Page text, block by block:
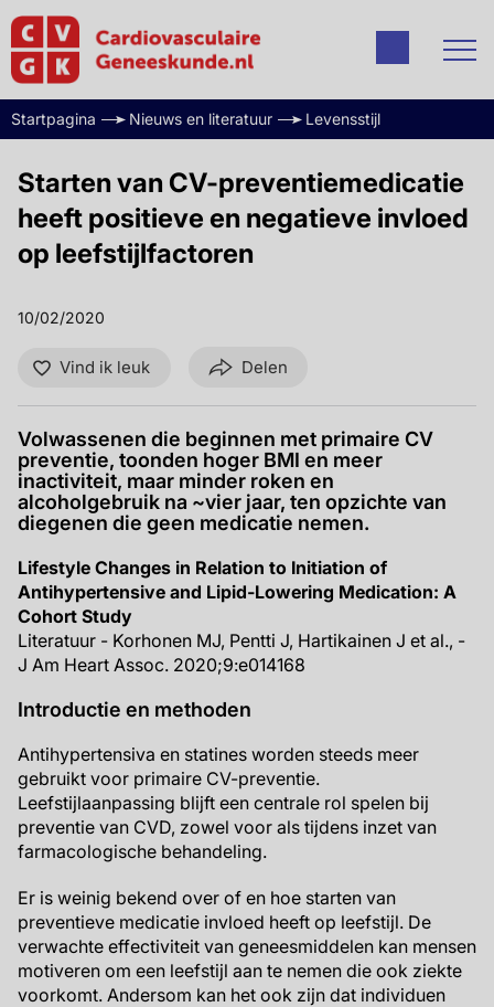
Startpagina Nieuws en literatuur Levensstijl
Starten van CV-preventiemedicatie
heeft positieve en negatieve invloed
op leefstijlfactoren
10/02/2020
Vind ik leuk Delen
Volwassenen die beginnen met primaire CV
preventie, toonden hoger BMI en meer
inactiviteit, maar minder roken en
alcoholgebruik na ~vier jaar, ten opzichte van
diegenen die geen medicatie nemen.
Lifestyle Changes in Relation to Initiation of
Antihypertensive and Lipid‐Lowering Medication: A
Cohort Study
Literatuur - Korhonen MJ, Pentti J, Hartikainen J et al., -
J Am Heart Assoc. 2020;9:e014168
Introductie en methoden
Antihypertensiva en statines worden steeds meer
gebruikt voor primaire CV-preventie.
Leefstijlaanpassing blijft een centrale rol spelen bij
preventie van CVD, zowel voor als tijdens inzet van
farmacologische behandeling.
Er is weinig bekend over of en hoe starten van
preventieve medicatie invloed heeft op leefstijl. De
verwachte effectiviteit van geneesmiddelen kan mensen
motiveren om een leefstijl aan te nemen die ook ziekte
voorkomt. Andersom kan het ook zijn dat individuen